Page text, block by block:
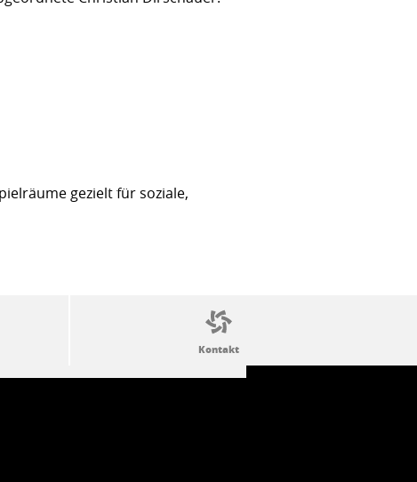
gezielt für soziale,